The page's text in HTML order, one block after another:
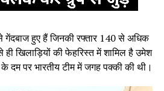
गेंदबाज हुए हैं जिनकी रफ्तार 140 से अधिक
ही खिलाड़ियों की फेहरिस्त में शामिल है उमेश
के दम पर भारतीय टीम में जगह पक्की की थी।